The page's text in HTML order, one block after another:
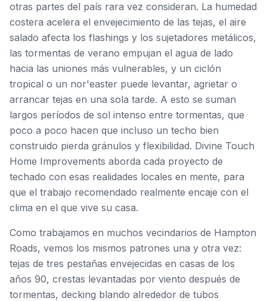
otras partes del país rara vez consideran. La humedad
costera acelera el envejecimiento de las tejas, el aire
salado afecta los flashings y los sujetadores metálicos,
las tormentas de verano empujan el agua de lado
hacia las uniones más vulnerables, y un ciclón
tropical o un nor'easter puede levantar, agrietar o
arrancar tejas en una sola tarde. A esto se suman
largos períodos de sol intenso entre tormentas, que
poco a poco hacen que incluso un techo bien
construido pierda gránulos y flexibilidad. Divine Touch
Home Improvements aborda cada proyecto de
techado con esas realidades locales en mente, para
que el trabajo recomendado realmente encaje con el
clima en el que vive su casa.
Como trabajamos en muchos vecindarios de Hampton
Roads, vemos los mismos patrones una y otra vez:
tejas de tres pestañas envejecidas en casas de los
años 90, crestas levantadas por viento después de
tormentas, decking blando alrededor de tubos